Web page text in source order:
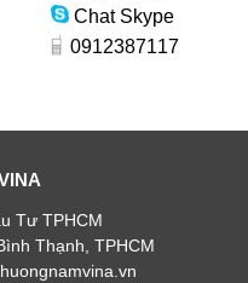
Chat Skype
0912387117
Tư TPHCM
Thạnh, TPHCM